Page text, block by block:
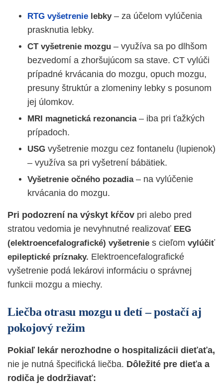
RTG vyšetrenie lebky – za účelom vylúčenia
prasknutia lebky.
CT vyšetrenie mozgu – využíva sa po dlhšom
bezvedomí a zhoršujúcom sa stave. CT vylúči
prípadné krvácania do mozgu, opuch mozgu,
presuny štruktúr a zlomeniny lebky s posunom
jej úlomkov.
MRI magnetická rezonancia– iba pri ťažkých
prípadoch.
USG vyšetrenie mozgu cez fontanelu (lupienok)
– využíva sa pri vyšetrení bábätiek.
Vyšetrenie očného pozadia – na vylúčenie
krvácania do mozgu.
Pri podozrení na výskyt kŕčov pri alebo pred
stratou vedomia je nevyhnutné realizovať EEG
(elektroencefalografické) vyšetrenie s cieľom vylúčiť
epileptické príznaky. Elektroencefalografické
vyšetrenie podá lekárovi informáciu o správnej
funkcii mozgu a miechy.
Liečba otrasu mozgu u detí – postačí aj
pokojový režim
Pokiaľ lekár nerozhodne o hospitalizácii dieťaťa,
nie je nutná špecifická liečba. Dôležité pre dieťa a
rodiča je dodržiavať: